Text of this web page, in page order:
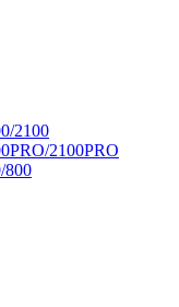
2100
2100PRO
800